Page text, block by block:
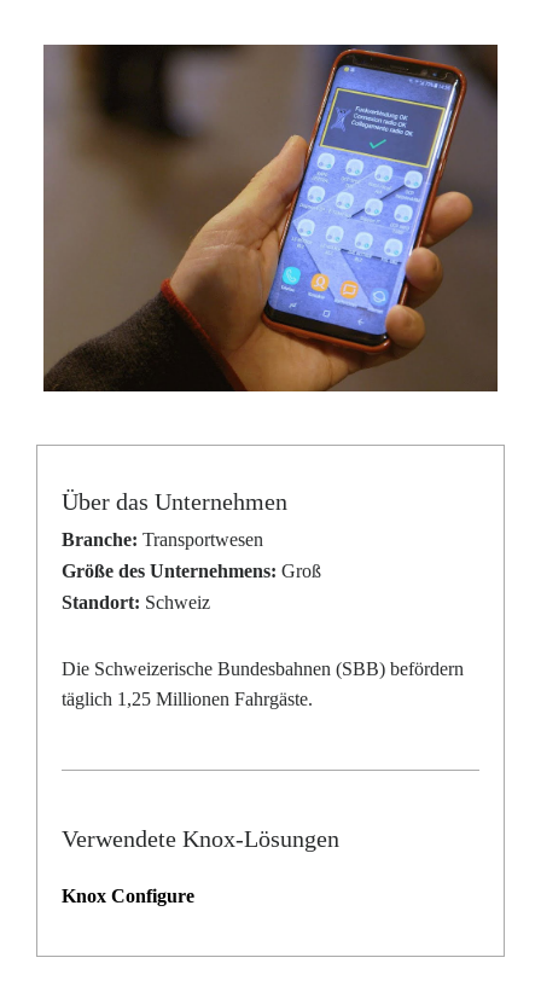
Über das Unternehmen
Branche: Transportwesen
Größe des Unternehmens: Groß
Standort: Schweiz
Die Schweizerische Bundesbahnen (SBB) befördern
täglich 1,25 Millionen Fahrgäste.
Verwendete Knox-Lösungen
Knox Configure